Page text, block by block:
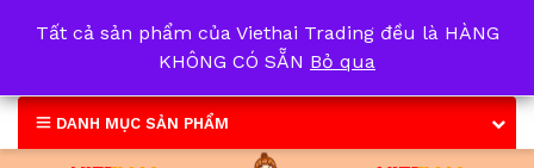
DANH MỤC SẢN PHẨM
Tất cả sản phẩm của Viethai Trading đều là HÀNG
KHÔNG CÓ SẴN Bỏ qua